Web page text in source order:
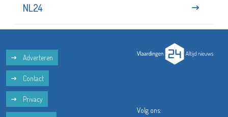
NL24
Adverteren
Contact
Privacy
Volg ons: